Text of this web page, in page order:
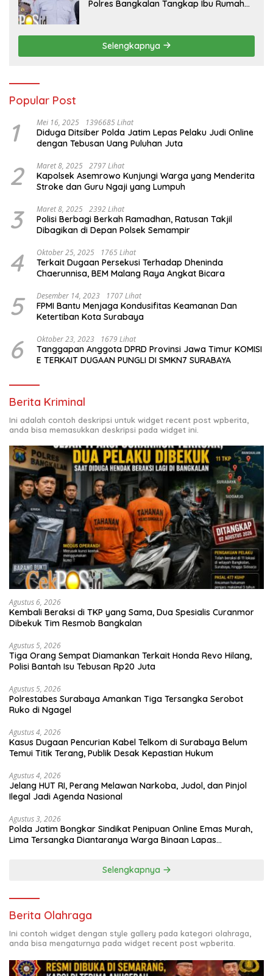
Polres Bangkalan Tangkap Ibu Rumah
Selengkapnya
Popular Post
1 Mei 16, 2025 1396685 Lihat
Diduga Ditsiber Polda Jatim Lepas Pelaku Judi Online
dengan Tebusan Uang Puluhan Juta
2 Maret 8, 2025 2797 Lihat
Kapolsek Asemrowo Kunjungi Warga yang Menderita
Stroke dan Guru Ngaji yang Lumpuh
3 Maret 8, 2025 2392 Lihat
Polisi Berbagi Berkah Ramadhan, Ratusan Takjil
Dibagikan di Depan Polsek Semampir
4 Oktober 25, 2025 1765 Lihat
Terkait Dugaan Persekusi Terhadap Dheninda
Chaerunnisa, BEM Malang Raya Angkat Bicara
5 Desember 14, 2023 1707 Lihat
FPMI Bantu Menjaga Kondusifitas Keamanan Dan
Ketertiban Kota Surabaya
6 Oktober 23, 2023 1679 Lihat
Tanggapan Anggota DPRD Provinsi Jawa Timur KOMISI
E TERKAIT DUGAAN PUNGLI DI SMKN7 SURABAYA
Berita Kriminal
Ini adalah contoh deskripsi untuk widget recent post wpberita,
anda bisa memasukkan deskripsi pada widget ini.
Agustus 6, 2026
Kembali Beraksi di TKP yang Sama, Dua Spesialis Curanmor
Dibekuk Tim Resmob Bangkalan
Agustus 5, 2026
Tiga Orang Sempat Diamankan Terkait Honda Revo Hilang,
Polisi Bantah Isu Tebusan Rp20 Juta
Agustus 5, 2026
Polrestabes Surabaya Amankan Tiga Tersangka Serobot
Ruko di Ngagel
Agustus 4, 2026
Kasus Dugaan Pencurian Kabel Telkom di Surabaya Belum
Temui Titik Terang, Publik Desak Kepastian Hukum
Agustus 4, 2026
Jelang HUT RI, Perang Melawan Narkoba, Judol, dan Pinjol
Ilegal Jadi Agenda Nasional
Agustus 3, 2026
Polda Jatim Bongkar Sindikat Penipuan Online Emas Murah,
Lima Tersangka Diantaranya Warga Binaan Lapas
Selengkapnya
Berita Olahraga
Ini contoh widget dengan style gallery pada kategori olahraga,
anda bisa mengaturnya pada widget recent post wpberita.